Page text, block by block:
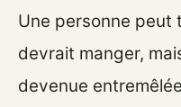
Une personne peut
devrait manger,
devenue